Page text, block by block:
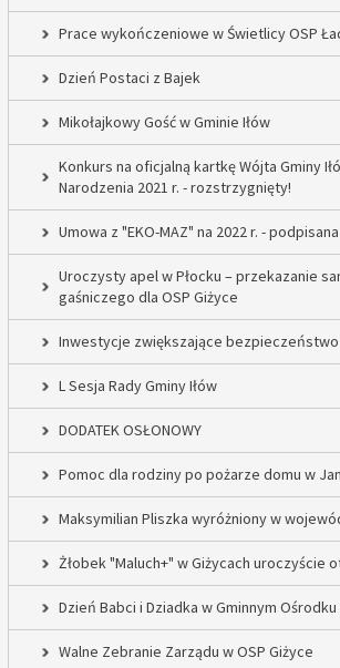
Prace wykończeniowe w Świetlicy OSP
Dzień Postaci z Bajek
Mikołajkowy Gość w Gminie Iłów
Konkurs na oficjalną kartkę Wójta Gminy
Narodzenia 2021 r. - rozstrzygnięty!
Umowa z "EKO-MAZ" na 2022 r. - podpisana
Uroczysty apel w Płocku – przekazanie
gaśniczego dla OSP Giżyce
Inwestycje zwiększające
L Sesja Rady Gminy Iłów
DODATEK OSŁONOWY
Pomoc dla rodziny po pożarze domu w
Maksymilian Pliszka wyróżniony w
Żłobek "Maluch+" w Giżycach uroczyście
Dzień Babci i Dziadka w Gminnym
Walne Zebranie Zarządu w OSP Giżyce